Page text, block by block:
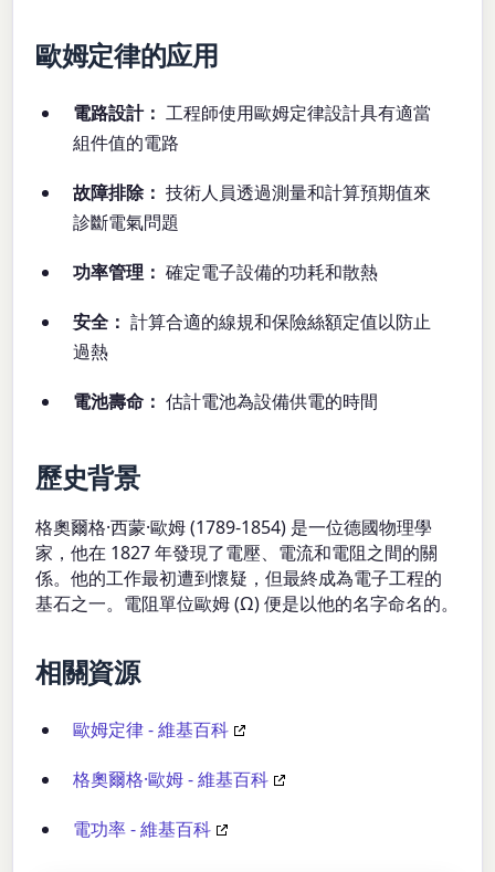
歐姆定律的应用
電路設計： 工程師使用歐姆定律設計具有適當
組件值的電路
故障排除： 技術人員透過測量和計算預期值來
診斷電氣問題
功率管理： 確定電子設備的功耗和散熱
安全： 計算合適的線規和保險絲額定值以防止
過熱
電池壽命： 估計電池為設備供電的時間
歷史背景
格奧爾格·西蒙·歐姆 (1789-1854) 是一位德國物理學
家，他在 1827 年發現了電壓、電流和電阻之間的關
係。他的工作最初遭到懷疑，但最終成為電子工程的
基石之一。電阻單位歐姆 (Ω) 便是以他的名字命名的。
相關資源
歐姆定律 - 維基百科
格奧爾格·歐姆 - 維基百科
電功率 - 維基百科